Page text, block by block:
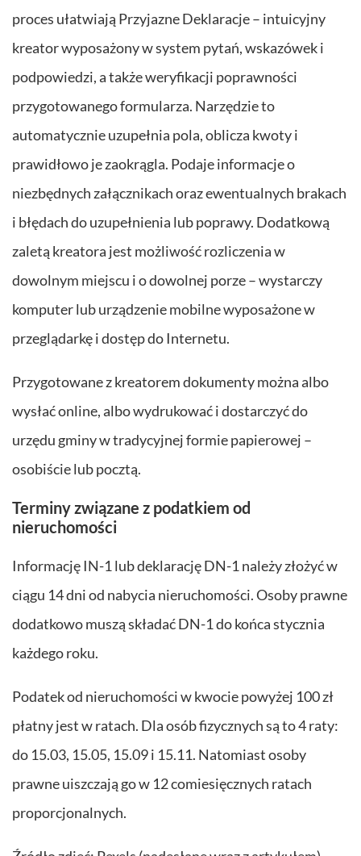
proces ułatwiają Przyjazne Deklaracje – intuicyjny
kreator wyposażony w system pytań, wskazówek i
podpowiedzi, a także weryfikacji poprawności
przygotowanego formularza. Narzędzie to
automatycznie uzupełnia pola, oblicza kwoty i
prawidłowo je zaokrągla. Podaje informacje o
niezbędnych załącznikach oraz ewentualnych brakach
i błędach do uzupełnienia lub poprawy. Dodatkową
zaletą kreatora jest możliwość rozliczenia w
dowolnym miejscu i o dowolnej porze – wystarczy
komputer lub urządzenie mobilne wyposażone w
przeglądarkę i dostęp do Internetu.
Przygotowane z kreatorem dokumenty można albo
wysłać online, albo wydrukować i dostarczyć do
urzędu gminy w tradycyjnej formie papierowej –
osobiście lub pocztą.
Terminy związane z podatkiem od
nieruchomości
Informację IN-1 lub deklarację DN-1 należy złożyć w
ciągu 14 dni od nabycia nieruchomości. Osoby prawne
dodatkowo muszą składać DN-1 do końca stycznia
każdego roku.
Podatek od nieruchomości w kwocie powyżej 100 zł
płatny jest w ratach. Dla osób fizycznych są to 4 raty:
do 15.03, 15.05, 15.09 i 15.11. Natomiast osoby
prawne uiszczają go w 12 comiesięcznych ratach
proporcjonalnych.